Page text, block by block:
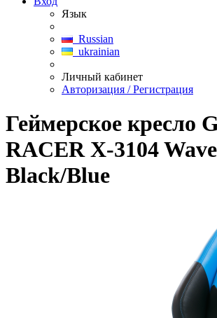
Язык
Russian
ukrainian
Личный кабинет
Авторизация / Регистрация
Геймерское кресло
RACER X-3104 Wave
Black/Blue